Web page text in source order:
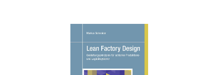
Bildergalerie überspringen